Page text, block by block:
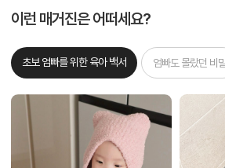
이런 매거진은 어떠세요?
초보 엄빠를 위한 육아 백서 엄빠도 몰랐던 비밀